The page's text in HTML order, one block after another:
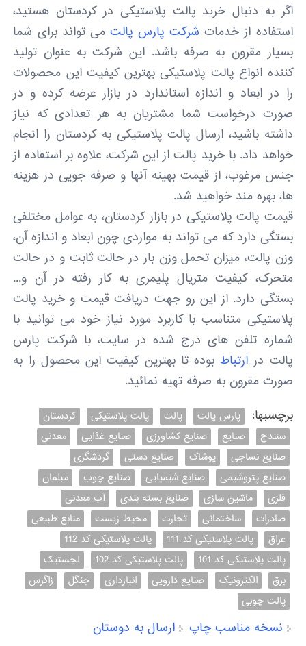
اگر به دنبال خرید پالت پلاستیکی در کردستان هستید،
استفاده از خدمات شرکت پارس پالت می تواند برای شما
بسیار مقرون به صرفه باشد. این شرکت به عنوان تولید
کننده انواع پالت پلاستیکی بهترین کیفیت این محصولات
را در ابعاد و اندازه استاندارد در بازار عرضه کرده و در
صورت درخواست شما مشتریان به هر تعدادی که نیاز
داشته باشید، ارسال پالت پلاستیکی به کردستان را انجام
خواهد داد. با خرید پالت از این شرکت، علاوه بر استفاده از
جنس مرغوب، از قیمت بهینه آنها و صرفه جویی در هزینه
ها، بهره مند خواهید شد.
قیمت پالت پلاستیکی در بازار کردستان، به عوامل مختلفی
بستگی دارد که می تواند به مواردی چون ابعاد و اندازه آن،
وزن پالت، میزان تحمل وزن بار در حالت ثابت و در حالت
متحرک، کیفیت متریال پلیمری به کار رفته در آن و...
بستگی دارد. از این رو جهت دریافت قیمت و خرید پالت
پلاستیکی متناسب با کاربرد مورد نیاز خود می توانید با
شماره تلفن های درج شده در سایت، با شرکت پارس
پالت در ارتباطبوده تا بهترین کیفیت این محصول را به
صورت مقرون به صرفه تهیه نمائید.
برچسبها:
پارس پالت پالت پالت پلاستیکی
کردستان
سنندج
صنایع صنایع کشاورزی صنایع غذایی
معدنی
صنایع نساجی
پوشاک صنایع دستی
گردشگری
صنایع پتروشیمی
صنایع شیمیایی صنایع چوب
مبلمان
فلزی
ماشین سازی صنایع بسته بندی
آب معدنی
صادرات
ساختمانی تجارت محیط زیست
منابع طبیعی
عراق
پالت پلاستیکی کد 111
پالت پلاستیکی کد 112
پالت پلاستیکی کد 101
پالت پلاستیکی کد 102
لجستیک
برق
الکترونیک صنایع دارویی انبارداری جنگل
زاگرس
پالت چوبی
نسخه مناسب چاپ ارسال به دوستان